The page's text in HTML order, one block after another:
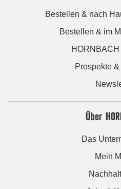
Bestellen & nach
Bestellen & im
Prospekte
Über
Das
Mein